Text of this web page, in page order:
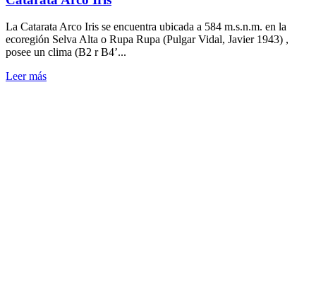
La Catarata Arco Iris se encuentra ubicada a 584 m.s.n.m. en la
ecoregión Selva Alta o Rupa Rupa (Pulgar Vidal, Javier 1943) ,
posee un clima (B2 r B4’...
Leer más